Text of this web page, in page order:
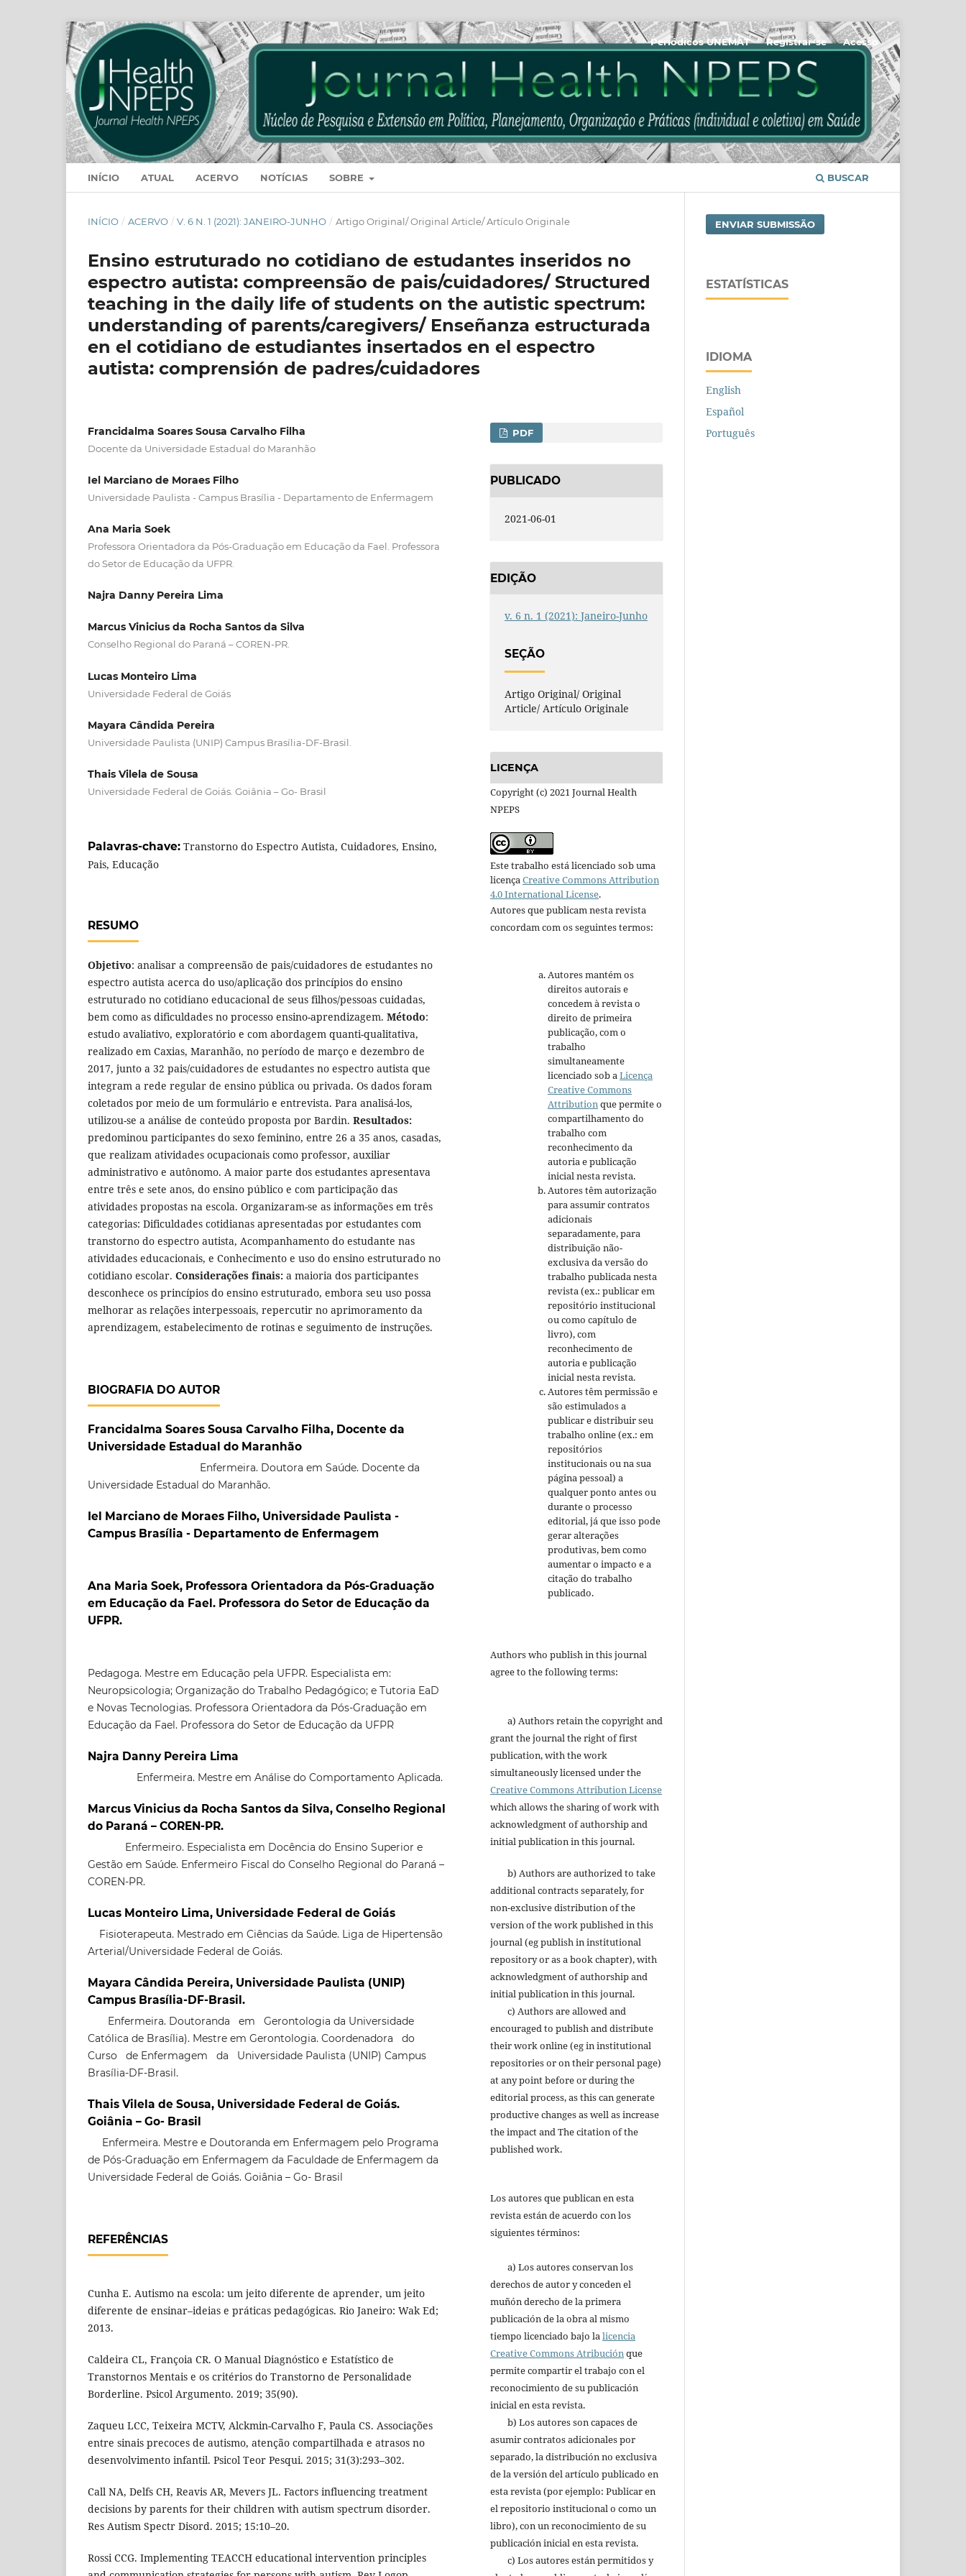
INÍCIO ATUAL ACERVO NOTÍCIAS SOBRE BUSCAR
Periódicos UNEMAT Registrar-se Acesso
INÍCIO / ACERVO / V. 6 N. 1 (2021): JANEIRO-JUNHO / Artigo Original/ Original Article/ Artículo Originale
Ensino estruturado no cotidiano de estudantes inseridos no
espectro autista: compreensão de pais/cuidadores/ Structured
teaching in the daily life of students on the autistic spectrum:
understanding of parents/caregivers/ Enseñanza estructurada
en el cotidiano de estudiantes insertados en el espectro
autista: comprensión de padres/cuidadores
Francidalma Soares Sousa Carvalho Filha
Docente da Universidade Estadual do Maranhão
Iel Marciano de Moraes Filho
Universidade Paulista - Campus Brasília - Departamento de Enfermagem
Ana Maria Soek
Professora Orientadora da Pós-Graduação em Educação da Fael. Professora
do Setor de Educação da UFPR.
Najra Danny Pereira Lima
Marcus Vinicius da Rocha Santos da Silva
Conselho Regional do Paraná – COREN-PR.
Lucas Monteiro Lima
Universidade Federal de Goiás
Mayara Cândida Pereira
Universidade Paulista (UNIP) Campus Brasília-DF-Brasil.
Thais Vilela de Sousa
Universidade Federal de Goiás. Goiânia – Go- Brasil
Palavras-chave: Transtorno do Espectro Autista, Cuidadores, Ensino,
Pais, Educação
RESUMO
Objetivo: analisar a compreensão de pais/cuidadores de estudantes no
espectro autista acerca do uso/aplicação dos princípios do ensino
estruturado no cotidiano educacional de seus filhos/pessoas cuidadas,
bem como as dificuldades no processo ensino-aprendizagem. Método:
estudo avaliativo, exploratório e com abordagem quanti-qualitativa,
realizado em Caxias, Maranhão, no período de março e dezembro de
2017, junto a 32 pais/cuidadores de estudantes no espectro autista que
integram a rede regular de ensino pública ou privada. Os dados foram
coletados por meio de um formulário e entrevista. Para analisá-los,
utilizou-se a análise de conteúdo proposta por Bardin. Resultados:
predominou participantes do sexo feminino, entre 26 a 35 anos, casadas,
que realizam atividades ocupacionais como professor, auxiliar
administrativo e autônomo. A maior parte dos estudantes apresentava
entre três e sete anos, do ensino público e com participação das
atividades propostas na escola. Organizaram-se as informações em três
categorias: Dificuldades cotidianas apresentadas por estudantes com
transtorno do espectro autista, Acompanhamento do estudante nas
atividades educacionais, e Conhecimento e uso do ensino estruturado no
cotidiano escolar. Considerações finais: a maioria dos participantes
desconhece os princípios do ensino estruturado, embora seu uso possa
melhorar as relações interpessoais, repercutir no aprimoramento da
aprendizagem, estabelecimento de rotinas e seguimento de instruções.
BIOGRAFIA DO AUTOR
Francidalma Soares Sousa Carvalho Filha, Docente da
Universidade Estadual do Maranhão
Enfermeira. Doutora em Saúde. Docente da
Universidade Estadual do Maranhão.
Iel Marciano de Moraes Filho, Universidade Paulista -
Campus Brasília - Departamento de Enfermagem
Ana Maria Soek, Professora Orientadora da Pós-Graduação
em Educação da Fael. Professora do Setor de Educação da
UFPR.
Pedagoga. Mestre em Educação pela UFPR. Especialista em:
Neuropsicologia; Organização do Trabalho Pedagógico; e Tutoria EaD
e Novas Tecnologias. Professora Orientadora da Pós-Graduação em
Educação da Fael. Professora do Setor de Educação da UFPR
Najra Danny Pereira Lima
Enfermeira. Mestre em Análise do Comportamento Aplicada.
Marcus Vinicius da Rocha Santos da Silva, Conselho Regional
do Paraná – COREN-PR.
Enfermeiro. Especialista em Docência do Ensino Superior e
Gestão em Saúde. Enfermeiro Fiscal do Conselho Regional do Paraná –
COREN-PR.
Lucas Monteiro Lima, Universidade Federal de Goiás
Fisioterapeuta. Mestrado em Ciências da Saúde. Liga de Hipertensão
Arterial/Universidade Federal de Goiás.
Mayara Cândida Pereira, Universidade Paulista (UNIP)
Campus Brasília-DF-Brasil.
Enfermeira. Doutoranda em Gerontologia da Universidade
Católica de Brasília). Mestre em Gerontologia. Coordenadora do
Curso de Enfermagem da Universidade Paulista (UNIP) Campus
Brasília-DF-Brasil.
Thais Vilela de Sousa, Universidade Federal de Goiás.
Goiânia – Go- Brasil
Enfermeira. Mestre e Doutoranda em Enfermagem pelo Programa
de Pós-Graduação em Enfermagem da Faculdade de Enfermagem da
Universidade Federal de Goiás. Goiânia – Go- Brasil
REFERÊNCIAS
Cunha E. Autismo na escola: um jeito diferente de aprender, um jeito
diferente de ensinar–ideias e práticas pedagógicas. Rio Janeiro: Wak Ed;
2013.
Caldeira CL, Françoia CR. O Manual Diagnóstico e Estatístico de
Transtornos Mentais e os critérios do Transtorno de Personalidade
Borderline. Psicol Argumento. 2019; 35(90).
Zaqueu LCC, Teixeira MCTV, Alckmin-Carvalho F, Paula CS. Associações
entre sinais precoces de autismo, atenção compartilhada e atrasos no
desenvolvimento infantil. Psicol Teor Pesqui. 2015; 31(3):293–302.
Call NA, Delfs CH, Reavis AR, Mevers JL. Factors influencing treatment
decisions by parents for their children with autism spectrum disorder.
Res Autism Spectr Disord. 2015; 15:10–20.
Rossi CCG. Implementing TEACCH educational intervention principles
PDF
PUBLICADO
2021-06-01
EDIÇÃO
v. 6 n. 1 (2021): Janeiro-Junho
SEÇÃO
Artigo Original/ Original
Article/ Artículo Originale
LICENÇA
Copyright (c) 2021 Journal Health
NPEPS
Este trabalho está licenciado sob uma
licençaCreative Commons Attribution
4.0 International License.
Autores que publicam nesta revista
concordam com os seguintes termos:
Autores mantém os
direitos autorais e
concedem à revista o
direito de primeira
publicação, com o
trabalho
simultaneamente
licenciado sob aLicença
Creative Commons
Attributionque permite o
compartilhamento do
trabalho com
reconhecimento da
autoria e publicação
inicial nesta revista.
Autores têm autorização
para assumir contratos
adicionais
separadamente, para
distribuição não-
exclusiva da versão do
trabalho publicada nesta
revista (ex.: publicar em
repositório institucional
ou como capítulo de
livro), com
reconhecimento de
autoria e publicação
inicial nesta revista.
Autores têm permissão e
são estimulados a
publicar e distribuir seu
trabalho online (ex.: em
repositórios
institucionais ou na sua
página pessoal) a
qualquer ponto antes ou
durante o processo
editorial, já que isso pode
gerar alterações
produtivas, bem como
aumentar o impacto e a
citação do trabalho
publicado.
Authors who publish in this journal
agree to the following terms:
a) Authors retain the copyright and
grant the journal the right of first
publication, with the work
simultaneously licensed under the
Creative Commons Attribution License
which allows the sharing of work with
acknowledgment of authorship and
initial publication in this journal.
b) Authors are authorized to take
additional contracts separately, for
non-exclusive distribution of the
version of the work published in this
journal (eg publish in institutional
repository or as a book chapter), with
acknowledgment of authorship and
initial publication in this journal.
c) Authors are allowed and
encouraged to publish and distribute
their work online (eg in institutional
repositories or on their personal page)
at any point before or during the
editorial process, as this can generate
productive changes as well as increase
the impact and The citation of the
published work.
Los autores que publican en esta
revista están de acuerdo con los
siguientes términos:
a) Los autores conservan los
derechos de autor y conceden el
muñón derecho de la primera
publicación de la obra al mismo
tiempo licenciado bajo lalicencia
Creative Commons Atribuciónque
permite compartir el trabajo con el
reconocimiento de su publicación
inicial en esta revista.
b) Los autores son capaces de
asumir contratos adicionales por
separado, la distribución no exclusiva
de la versión del artículo publicado en
esta revista (por ejemplo: Publicar en
el repositorio institucional o como un
libro), con un reconocimiento de su
publicación inicial en esta revista.
c) Los autores están permitidos y
ENVIAR SUBMISSÃO
ESTATÍSTICAS
IDIOMA
English
Español
Português